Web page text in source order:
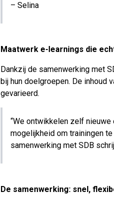
– Selina
Maatwerk e-learnings die
Dankzij de samenwerking met
bij hun doelgroepen. De inhoud
gevarieerd.
“We ontwikkelen zelf
mogelijkheid om trainingen
samenwerking met SDB
De samenwerking: snel,